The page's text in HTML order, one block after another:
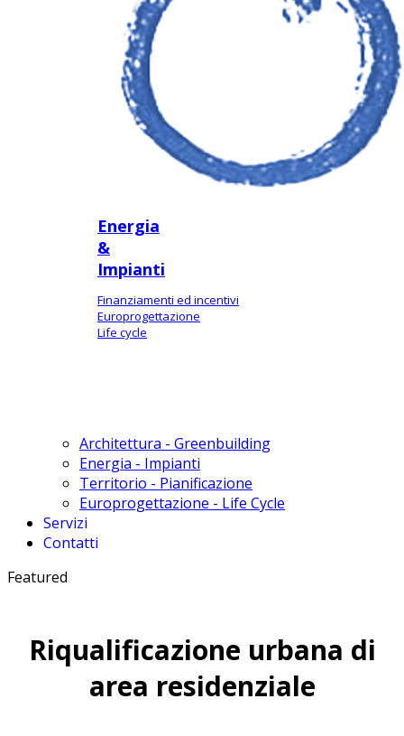
Energia
&
Impianti
Finanziamenti ed incentivi
Europrogettazione
Life cycle
Architettura - Greenbuilding
Energia - Impianti
Territorio - Pianificazione
Europrogettazione - Life Cycle
Servizi
Contatti
Featured
Riqualificazione urbana di
area residenziale